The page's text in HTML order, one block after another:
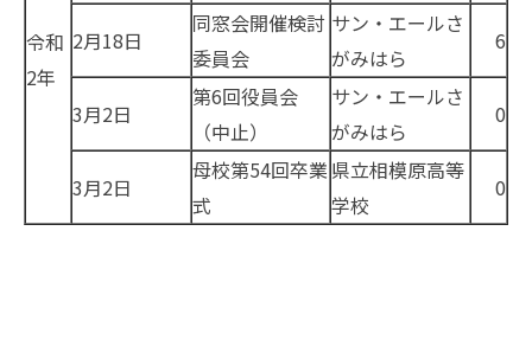
令和
2年
2月18日
同窓会開催検討
委員会
サン・エールさ
がみはら
6
3月2日
第6回役員会
（中止）
サン・エールさ
がみはら
0
3月2日
母校第54回卒業
式
県立相模原高等
学校
0